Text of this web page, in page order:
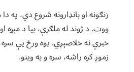
زنګونه او بانډارونه شروع دي،
ووت. د ژوند له ملګرې، بیا د
خبرې نه خلاصېږي. یوه ورځ یې
زموږ کره راشه، سره و به وینو.